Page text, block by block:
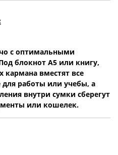
с оптимальными
блокнот А5 или книгу,
кармана вместят все
работы или учебы, а
внутри сумки сберегут
или кошелек.